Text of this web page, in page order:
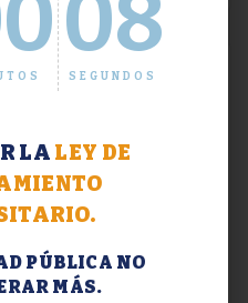
08
SEGUNDOS
LA LEY DE
PÚBLICA NO
MÁS.